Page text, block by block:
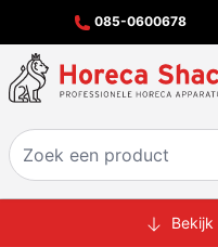
085-0600678